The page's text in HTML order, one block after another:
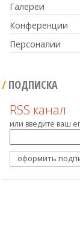
Галереи
Конференции
Персоналии
ПОДПИСКА
RSS канал
или введите ваш